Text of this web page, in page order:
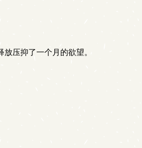
压抑了一个月的欲望。